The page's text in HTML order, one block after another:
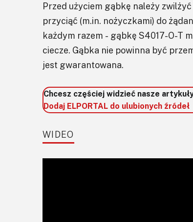
Przed użyciem gąbkę należy
przyciąć (m.in. nożyczkami) do
każdym razem - gąbkę S4017-O-T
ciecze. Gąbka nie powinna być
jest gwarantowana.
Chcesz częściej widzieć nasze
Dodaj ELPORTAL do ulubionych źródeł
WIDEO